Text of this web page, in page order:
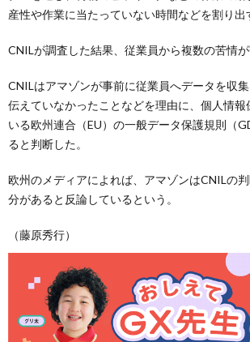
産性や作業に当たっていない時間などを割り出
CNILが調査した結果、従業員から複数の苦情が
CNILはアマゾンが事前に従業員へデータを収
伝えていなかったことなどを理由に、個人情報
いる欧州連合（EU）の一般データ保護規則（
ると判断した。
欧州のメディアによれば、アマゾンはCNILの
分があると反論しているという。
（藤原秀行）